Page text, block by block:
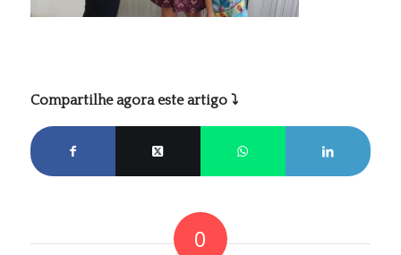
Compartilhe agora este artigo ⤵
0